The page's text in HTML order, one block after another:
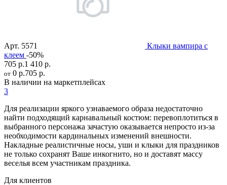
Арт. 5571
Клыки вампира с
клеем -50%
705 р.1 410 р.
от 0 р.705 р.
В наличии на маркетплейсах
3
Для реализации яркого узнаваемого образа недостаточно
найти подходящий карнавальный костюм: перевоплотиться в
выбранного персонажа зачастую оказывается непросто из-за
необходимости кардинальных изменений внешности.
Накладные реалистичные носы, уши и клыки для праздников
не только сохранят Ваше инкогнито, но и доставят массу
веселья всем участникам праздника.
Для клиентов